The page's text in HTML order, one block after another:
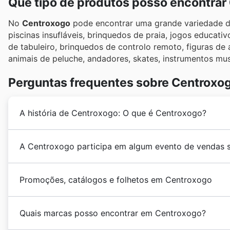
No Centroxogo pode encontrar uma grande variedade
piscinas insufláveis, brinquedos de praia, jogos
de tabuleiro, brinquedos de controlo remoto, figuras
animais de peluche, andadores, skates, instrumentos
Perguntas frequentes sobre
A história de Centroxogo: O que é Centroxogo?
imaginação a crianças de todas as idades. Nesse
iniciou a sua expansão internacional em 2000,
o Centroxogo abriu a sua loja no Algarve, um
24 lojas em Portugal, e no ano seguinte
Gelo em Viseu.
A Centroxogo participa em algum evento de vendas
aqui osfolhetos do Centroxogo,promoções
recentes. Desde oSalão da Primaverae oSalão de
descontos de Outono
, até às grandes vendas de
Centroxogo tem sempre algo especial preparado.
Promoções, catálogos e folhetos em Centroxogo
Quais marcas posso encontrar em Centroxogo?